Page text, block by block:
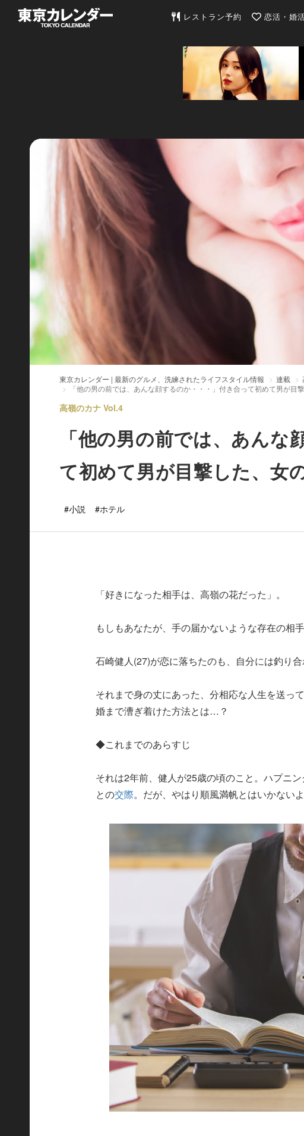
東京カレンダー | 最新のグルメ
レストラン予約 恋活・婚
東京カレンダー | 最新のグルメ、洗練されたライフスタイル情報 連載
「他の男の前では、あんな顔するのか・・・」付き合って初めて男が目
高嶺のカナ Vol.4
「他の男の前では、あんな
て初めて男が目撃した、女
#小説 #ホテル
「好きになった相手は、高嶺の花だった」。
もしもあなたが、手の届かないような存在の相
石崎健人(27)が恋に落ちたのも、自分には釣り合
それまで身の丈にあった、分相応な人生を送っ
婚まで漕ぎ着けた方法とは…？
◆これまでのあらすじ
それは2年前、健人が25歳の頃のこと。ハプニ
との交際。だが、やはり順風満帆とはいかない